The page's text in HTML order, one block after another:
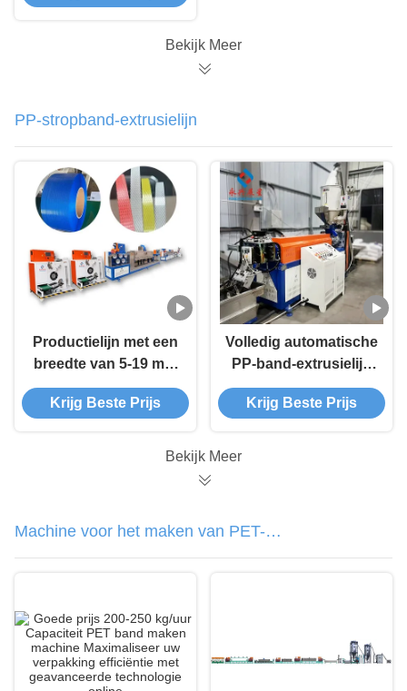
Bekijk Meer
PP-stropband-extrusielijn
Productielijn met een
breedte van 5-19 mm
voor PP-
verpakkingsbanden
Krijg Beste Prijs
Volledig automatische
PP-band-extrusielijn
±0,03 mm Tolerantie
voor verpakking
Krijg Beste Prijs
Bekijk Meer
Machine voor het maken van PET-
banden